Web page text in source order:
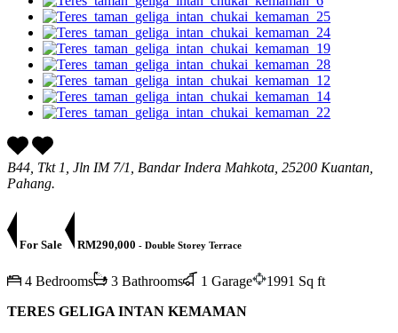
B44, Tkt 1, Jln IM 7/1, Bandar Indera Mahkota, 25200 Kuantan,
Pahang.
For Sale RM290,000 - Double Storey Terrace
4 Bedrooms 3 Bathrooms 1 Garage
1991 Sq ft
TERES GELIGA INTAN KEMAMAN